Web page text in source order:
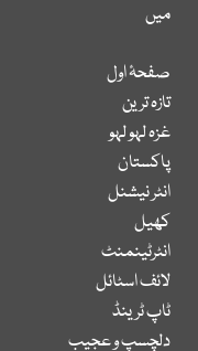
میں
صفحۂ اول
تازہ ترین
غزہ لہو لہو
پاکستان
انٹر نیشنل
کھیل
انٹرٹینمنٹ
لائف اسٹائل
ٹاپ ٹرینڈ
دلچسپ و عجیب